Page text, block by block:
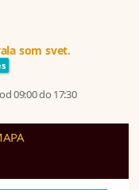
som svet.
09:00 do 17:30